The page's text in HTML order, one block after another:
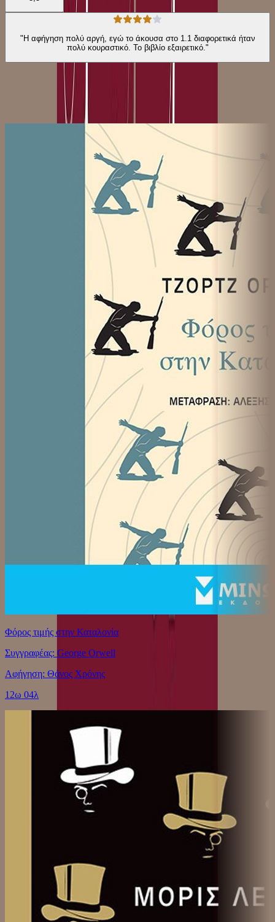
"Η αφήγηση πολύ αργή, εγώ το άκουσα στο 1.1 διαφορετικά ήταν
πολύ κουραστικό. Το βιβλίο εξαιρετικό."
Από την ίδια σειρά
Φόρος τιμής στην Καταλονία
Συγγραφέας: George Orwell
Αφήγηση: Θάνος Χρόνης
12ω 04λ